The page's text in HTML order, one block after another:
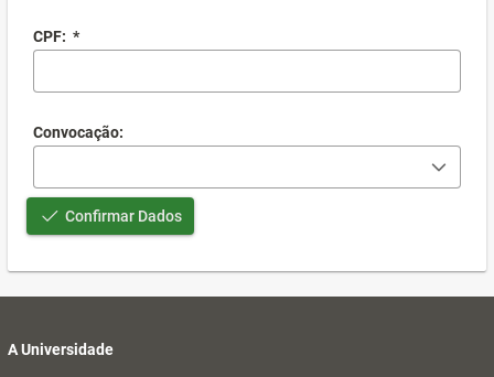
CPF: *
Convocação:
Confirmar Dados
A Universidade